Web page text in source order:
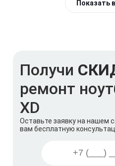
Показать
Получи
ремонт
XD
Оставьте заявку на нашем
вам бесплатную